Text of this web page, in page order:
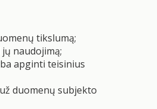
tikslumą;
naudojimą;
apginti teisinius
duomenų subjekto